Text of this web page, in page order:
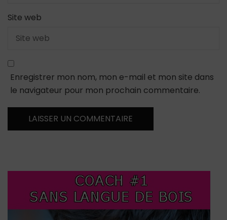
Site web
Enregistrer mon nom, mon e-mail et mon site dans
le navigateur pour mon prochain commentaire.